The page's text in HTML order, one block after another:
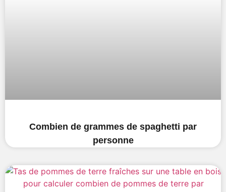
Combien de grammes de spaghetti par
personne